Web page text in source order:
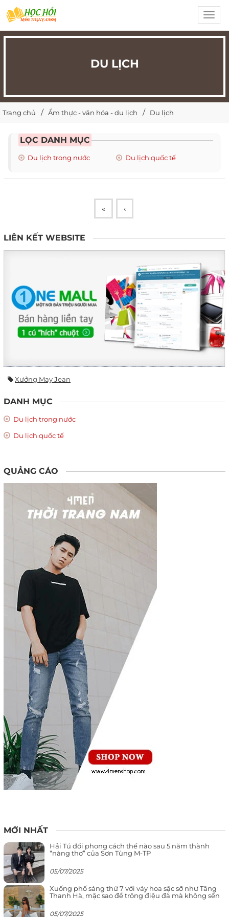
DU LỊCH
Trang chủ Ẩm thực - văn hóa - du lịch Du lịch
LỌC DANH MỤC
Du lịch trong nước Du lịch quốc tế
« ‹
LIÊN KẾT WEBSITE
Xưởng May Jean
DANH MỤC
Du lịch trong nước
Du lịch quốc tế
QUẢNG CÁO
MỚI NHẤT
Hải Tú đổi phong cách thế nào sau 5 năm thành
“nàng thơ” của Sơn Tùng M-TP
05/07/2025
Xuống phố sáng thứ 7 với váy hoa sặc sỡ như Tăng
Thanh Hà, mặc sao để trông điệu đà mà không sến
05/07/2025